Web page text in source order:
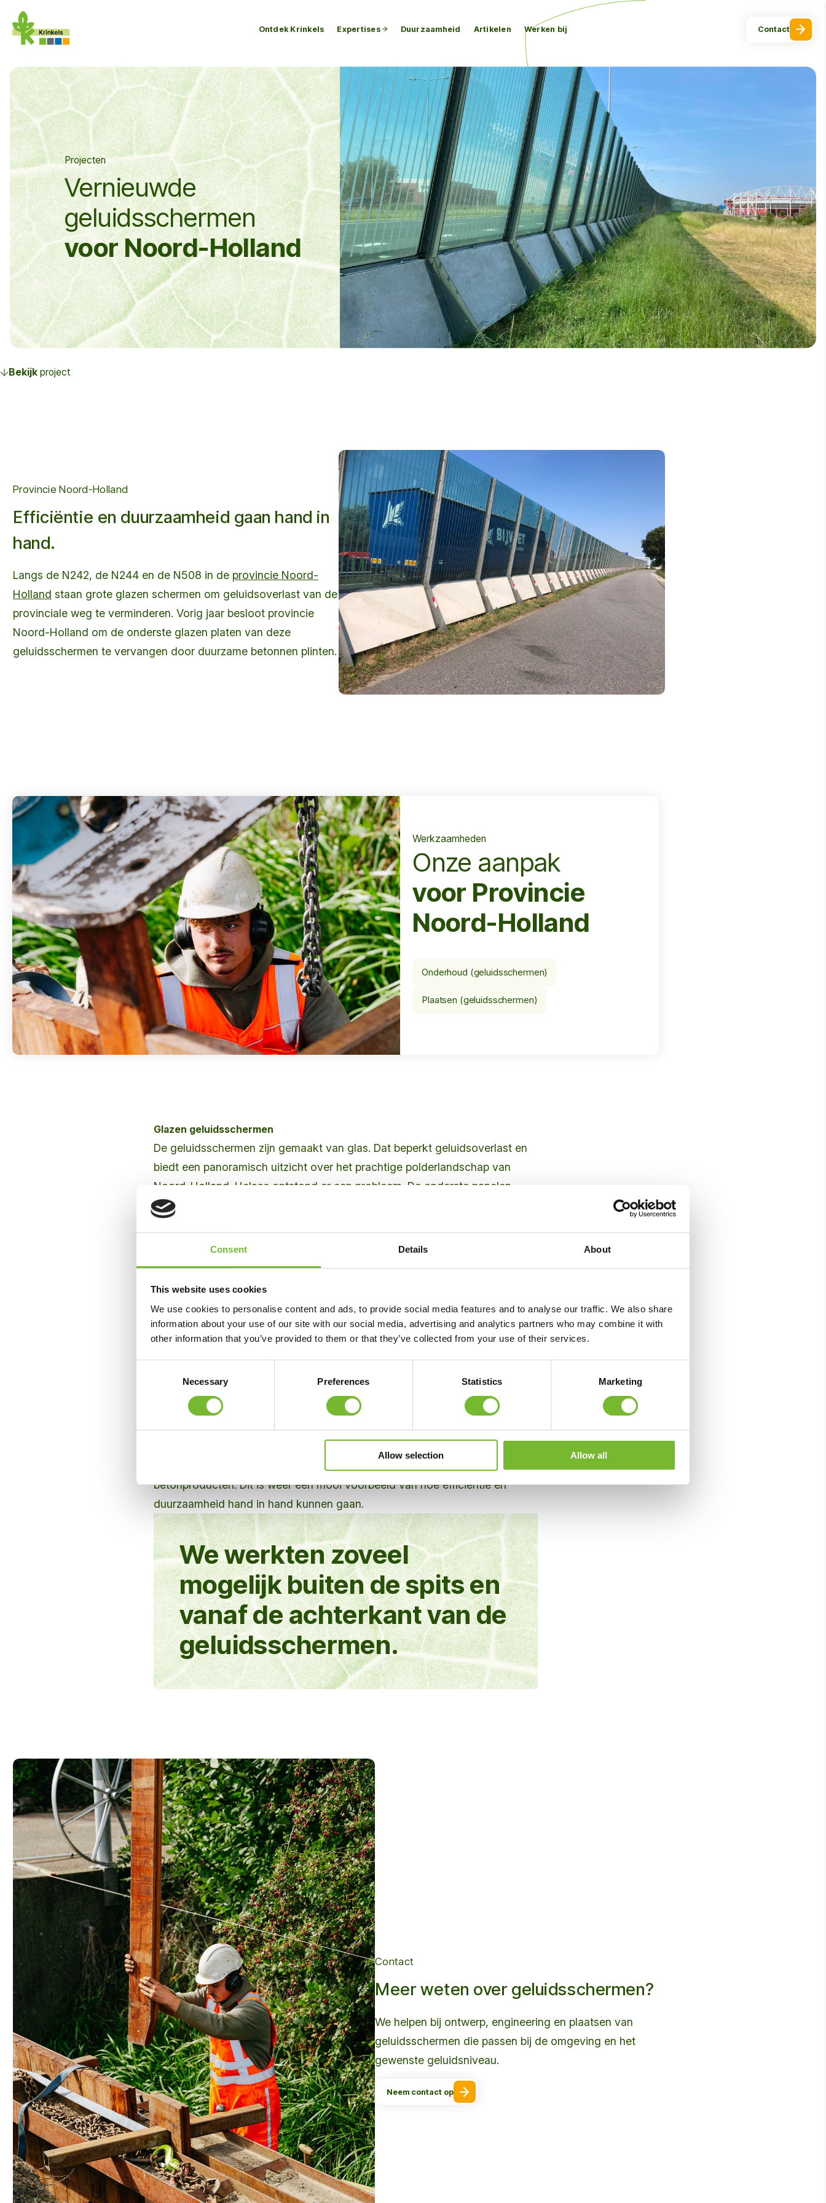
Consent Details About
This website uses cookies
We use cookies to personalise content and ads, to provide social media features and to analyse our traffic. We also share
information about your use of our site with our social media, advertising and analytics partners who may combine it with
other information that you’ve provided to them or that they’ve collected from your use of their services.
Necessary Preferences Statistics Marketing
Allow selection Allow all
Ontdek Krinkels Expertises Duurzaamheid Artikelen Werken bij Contact
Projecten
Vernieuwde
geluidsschermen
voor Noord-Holland
Bekijkproject
Provincie Noord-Holland
Efficiëntie en duurzaamheid gaan hand in
hand.
Langs de N242, de N244 en de N508 in de provincie Noord-
Holland staan grote glazen schermen om geluidsoverlast van de
provinciale weg te verminderen. Vorig jaar besloot provincie
Noord-Holland om de onderste glazen platen van deze
geluidsschermen te vervangen door duurzame betonnen plinten.
Werkzaamheden
Onze aanpak
voor Provincie
Noord-Holland
Onderhoud (geluidsschermen)
Plaatsen (geluidsschermen)
Glazen geluidsschermen
De geluidsschermen zijn gemaakt van glas. Dat beperkt geluidsoverlast en
biedt een panoramisch uitzicht over het prachtige polderlandschap van
Noord-Holland. Helaas ontstond er een probleem. De onderste panelen
beschadigden snel door opspattende steentjes door maaiwerkzaamheden
Denken in oplossingen
Krinkels, samen met BAM en Equans. We werkten zoveel mogelijk buiten de
spits en vanaf de achterkant van de geluidsschermen.
Duurzaam beton
De betonplinten worden geproduceerd met duurzaam beton dat is
samengesteld uit een mix van hergebruikt beton en olifantsgras
Bound betonplinten met aanzienlijk minder impact op het milieu dan gewone
betonproducten. Dit is weer een mooi voorbeeld van hoe efficiëntie en
duurzaamheid hand in hand kunnen gaan.
We werkten zoveel
mogelijk buiten de spits en
vanaf de achterkant van de
geluidsschermen.
Contact
Meer weten over geluidsschermen?
We helpen bij ontwerp, engineering en plaatsen van
geluidsschermen die passen bij de omgeving en het
gewenste geluidsniveau.
Neem contact op